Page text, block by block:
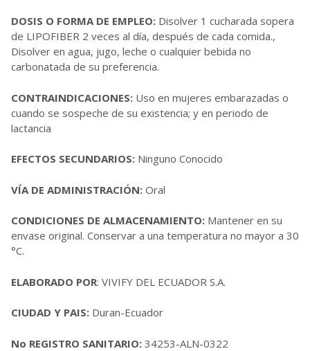
DOSIS O FORMA DE EMPLEO: Disolver 1 cucharada sopera
de LIPOFIBER 2 veces al día, después de cada comida.,
Disolver en agua, jugo, leche o cualquier bebida no
carbonatada de su preferencia.
CONTRAINDICACIONES: Uso en mujeres embarazadas o
cuando se sospeche de su existencia; y en periodo de
lactancia
EFECTOS SECUNDARIOS: Ninguno Conocido
VÍA DE ADMINISTRACIÓN: Oral
CONDICIONES DE ALMACENAMIENTO: Mantener en su
envase original. Conservar a una temperatura no mayor a 30
°C.
ELABORADO POR: VIVIFY DEL ECUADOR S.A.
CIUDAD Y PAIS: Duran-Ecuador
No REGISTRO SANITARIO: 34253-ALN-0322